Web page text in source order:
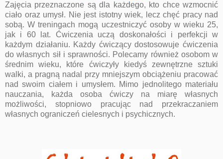
Zajęcia przeznaczone są dla każdego, kto chce wzmocnić
ciało oraz umysł. Nie jest istotny wiek, lecz chęć pracy nad
sobą. W treningach mogą uczestniczyć osoby w wieku 25,
jak i 60 lat. Ćwiczenia uczą doskonałości i perfekcji w
każdym działaniu. Każdy ćwiczący dostosowuje ćwiczenia
do własnych sił i sprawności. Polecamy również osobom w
średnim wieku, które ćwiczyły kiedyś zewnętrzne sztuki
walki, a pragną nadal przy mniejszym obciążeniu pracować
nad swoim ciałem i umysłem. Mimo jednolitego materiału
nauczania, każda osoba ćwiczy na miarę własnych
możliwości, stopniowo pracując nad przekraczaniem
własnych ograniczeń cielesnych i psychicznych.